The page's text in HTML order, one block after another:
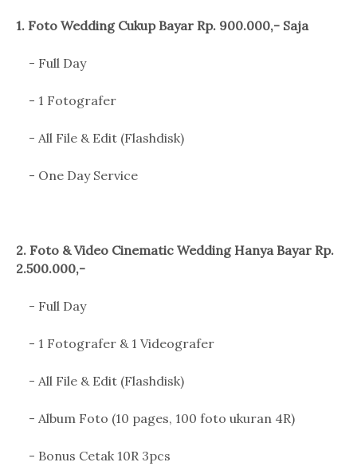
1. Foto Wedding Cukup Bayar Rp. 900.000,- Saja
- Full Day
- 1 Fotografer
- All File & Edit (Flashdisk)
- One Day Service
2. Foto & Video Cinematic Wedding Hanya Bayar Rp.
2.500.000,-
- Full Day
- 1 Fotografer & 1 Videografer
- All File & Edit (Flashdisk)
- Album Foto (10 pages, 100 foto ukuran 4R)
- Bonus Cetak 10R 3pcs